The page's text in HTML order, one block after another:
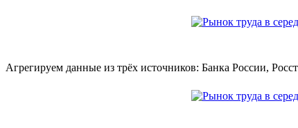
Агрегируем данные из трёх источников: Банка России,